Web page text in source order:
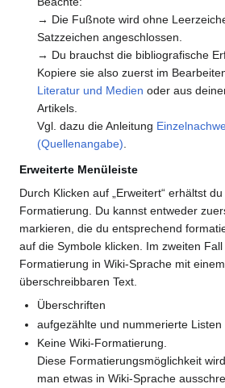
→ Die Fußnote wird ohne
Satzzeichen angeschlossen.
→ Du brauchst die bibliografische
Kopiere sie also zuerst im
Literatur und Medien oder aus
Artikels.
Vgl. dazu die Anleitung
(Quellenangabe)
Erweiterte Menüleiste
Durch Klicken auf „Erweitert“ erhältst
Formatierung. Du kannst entweder
markieren, die du entsprechend
auf die Symbole klicken. Im zweiten
Formatierung in Wiki-Sprache mit
überschreibbaren Text.
Überschriften
aufgezählte und nummerierte Listen
Keine Wiki-Formatierung.
Diese Formatierungsmöglichkeit
man etwas in Wiki-Sprache